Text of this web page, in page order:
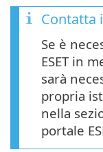
Contatta
Se è
ESET in
sarà
propria
nella
portale